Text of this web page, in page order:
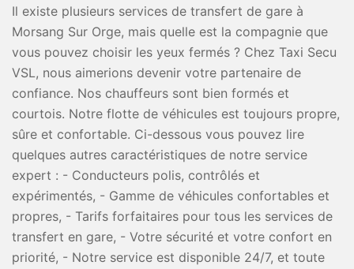
Il existe plusieurs services de transfert de gare à
Morsang Sur Orge, mais quelle est la compagnie que
vous pouvez choisir les yeux fermés ? Chez Taxi Secu
VSL, nous aimerions devenir votre partenaire de
confiance. Nos chauffeurs sont bien formés et
courtois. Notre flotte de véhicules est toujours propre,
sûre et confortable. Ci-dessous vous pouvez lire
quelques autres caractéristiques de notre service
expert : - Conducteurs polis, contrôlés et
expérimentés, - Gamme de véhicules confortables et
propres, - Tarifs forfaitaires pour tous les services de
transfert en gare, - Votre sécurité et votre confort en
priorité, - Notre service est disponible 24/7, et toute